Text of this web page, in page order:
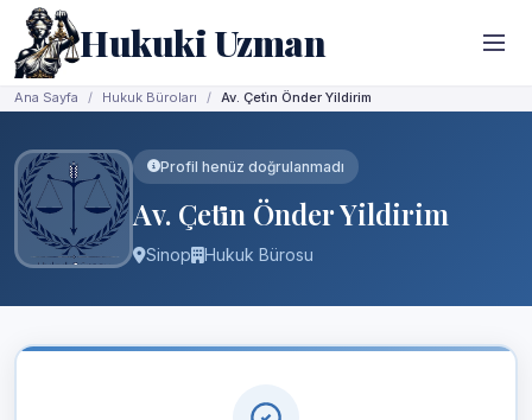
Hukuki Uzman
Ana Sayfa Hukuk Büroları Av. Çeti̇n Önder Yildirim
Profil henüz doğrulanmadı
Av. Çeti̇n Önder Yildirim
Sinop Hukuk Bürosu